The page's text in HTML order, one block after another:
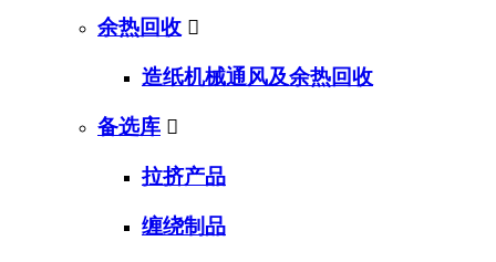
余热回收 
造纸机械通风及余热回收
备选库 
拉挤产品
缠绕制品